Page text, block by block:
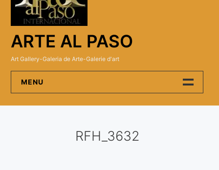
ARTE AL PASO
Art Gallery-Galeria de Arte-Galerie d'art
MENU
RFH_3632